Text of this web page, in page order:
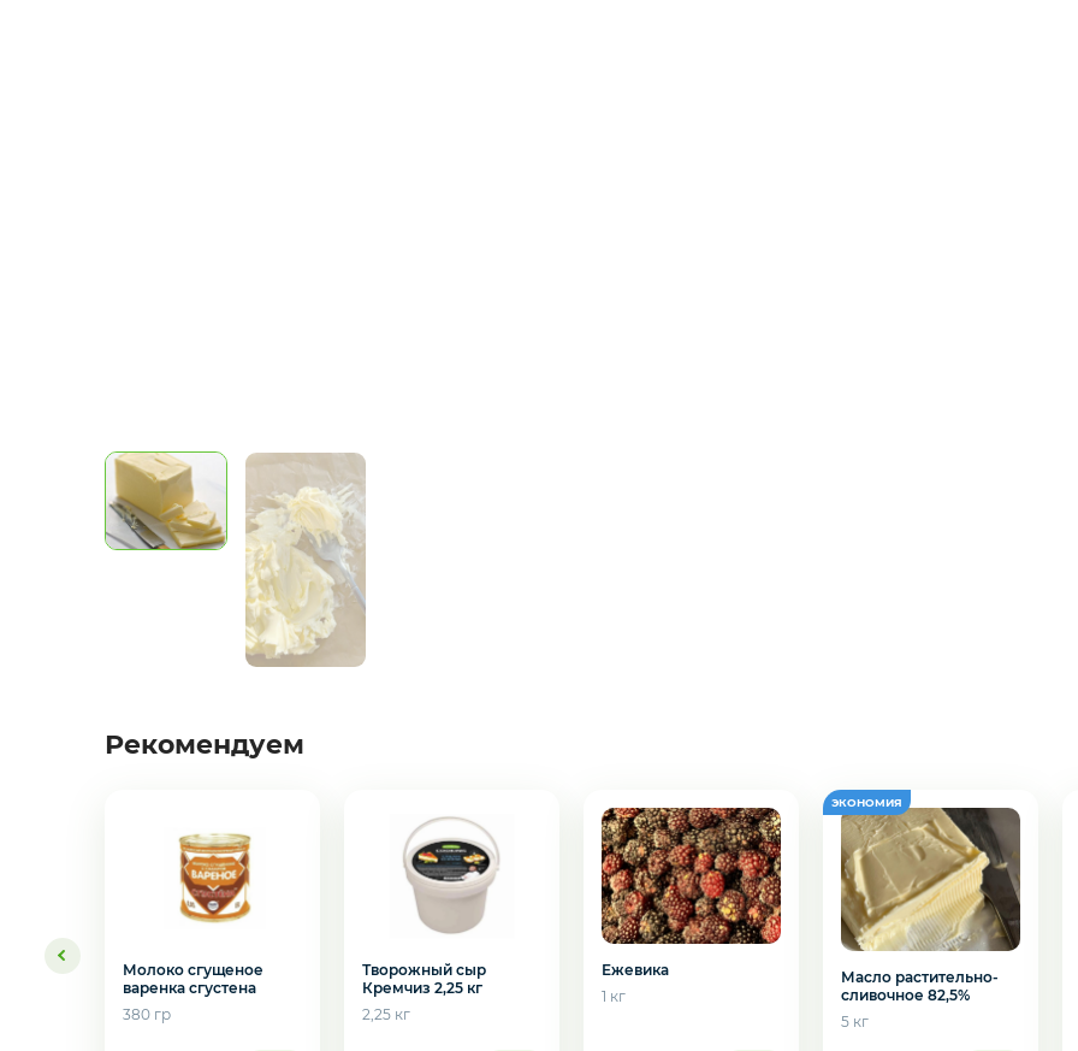
фруктов
Ингредиенты для кондитеров
Рекомендуем
Молоко сгущеное
варенка сгустена
380 гр
Творожный сыр
Кремчиз 2,25 кг
2,25 кг
Ежевика
1 кг
Масло растительно-
сливочное 82,5%
5 кг